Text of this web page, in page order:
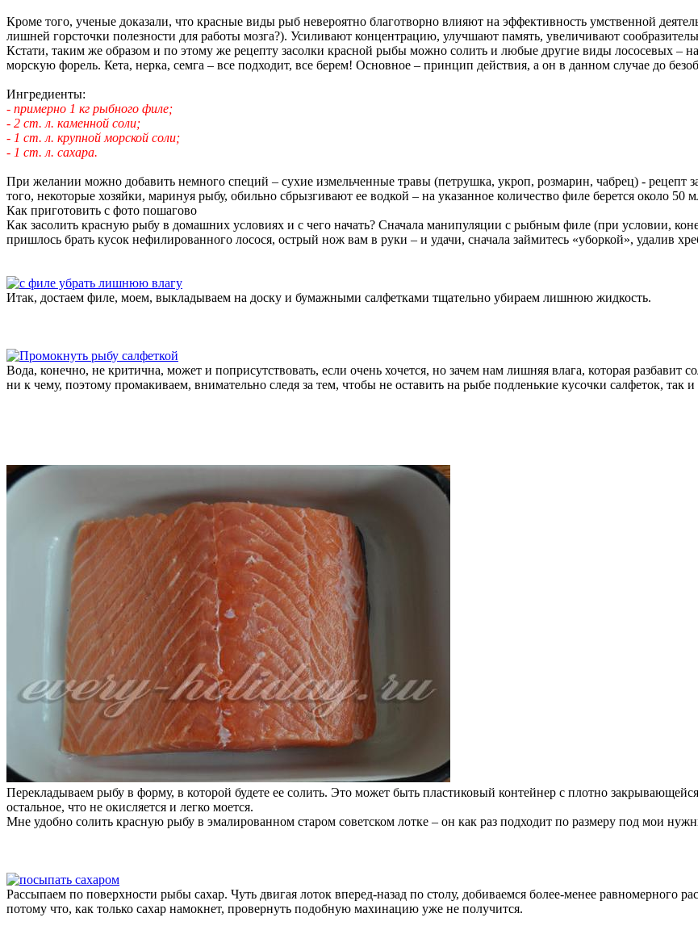
Кроме того, ученые доказали, что красные виды рыб невероятно благотворно влияют на эффективность умственной
лишней горсточки полезности для работы мозга?). Усиливают концентрацию, улучшают память, увеличивают
Кстати, таким же образом и по этому же рецепту засолки красной рыбы можно солить и любые другие виды лососевых
морскую форель. Кета, нерка, семга – все подходит, все берем! Основное – принцип действия, а он в данном случае до
Ингредиенты:
- примерно 1 кг рыбного филе;
- 2 ст. л. каменной соли;
- 1 ст. л. крупной морской соли;
- 1 ст. л. сахара.
При желании можно добавить немного специй – сухие измельченные травы (петрушка, укроп, розмарин, чабрец) - рецепт
того, некоторые хозяйки, маринуя рыбу, обильно сбрызгивают ее водкой – на указанное количество филе берется около 50
Как приготовить с фото пошагово
Как засолить красную рыбу в домашних условиях и с чего начать? Сначала манипуляции с рыбным филе (при условии,
пришлось брать кусок нефилированного лосося, острый нож вам в руки – и удачи, сначала займитесь «уборкой», удалив
Итак, достаем филе, моем, выкладываем на доску и бумажными салфетками тщательно убираем лишнюю жидкость.
Вода, конечно, не критична, может и поприсутствовать, если очень хочется, но зачем нам лишняя влага, которая разбавит
ни к чему, поэтому промакиваем, внимательно следя за тем, чтобы не оставить на рыбе подленькие кусочки салфеток, так
Перекладываем рыбу в форму, в которой будете ее солить. Это может быть пластиковый контейнер с плотно
остальное, что не окисляется и легко моется.
Мне удобно солить красную рыбу в эмалированном старом советском лотке – он как раз подходит по размеру под мои
Рассыпаем по поверхности рыбы сахар. Чуть двигая лоток вперед-назад по столу, добиваемся более-менее равномерного
потому что, как только сахар намокнет, провернуть подобную махинацию уже не получится.